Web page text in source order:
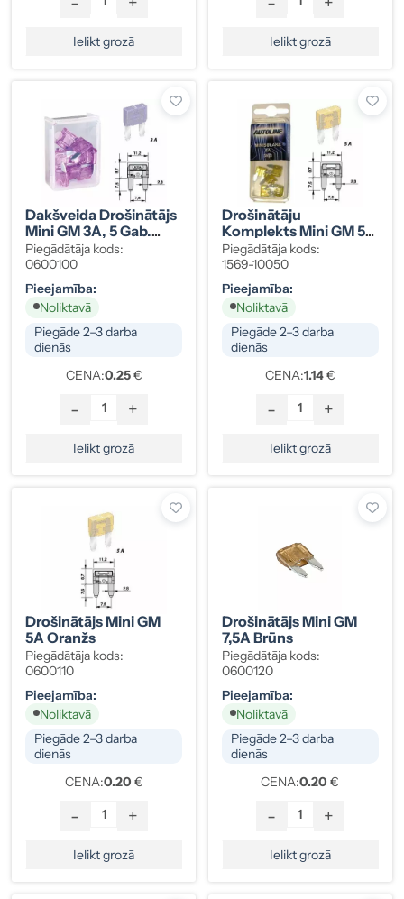
Ielikt grozā Ielikt grozā
Dakšveida Drošinātājs
Mini GM 3A, 5 Gab.
Iepakojumā, 1569-
10030
Piegādātāja kods:
0600100
Pieejamība:
Noliktavā
Piegāde 2–3 darba
dienās
CENA:0.25€
- +
Ielikt grozā
Drošinātāju
Komplekts Mini GM 5A
Oranžs, 5 Gab.
Piegādātāja kods:
1569-10050
Pieejamība:
Noliktavā
Piegāde 2–3 darba
dienās
CENA:1.14€
- +
Ielikt grozā
Drošinātājs Mini GM
5A Oranžs
Piegādātāja kods:
0600110
Pieejamība:
Noliktavā
Piegāde 2–3 darba
dienās
CENA:0.20 €
- +
Ielikt grozā
Drošinātājs Mini GM
7,5A Brūns
Piegādātāja kods:
0600120
Pieejamība:
Noliktavā
Piegāde 2–3 darba
dienās
CENA:0.20 €
- +
Ielikt grozā